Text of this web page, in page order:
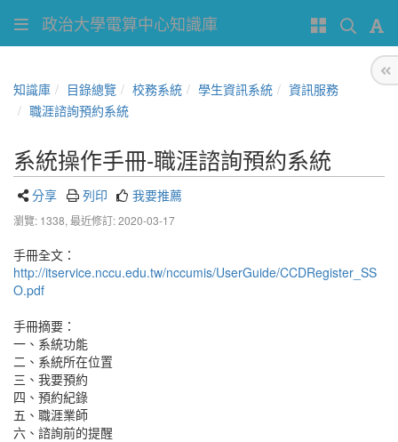
政治大學電算中心知識庫
知識庫 目錄總覽 校務系統 學生資訊系統
資訊服務
職涯諮詢預約系統
系統操作手冊-職涯諮詢預約系統
分享 列印 我要推薦
瀏覽: 1338, 最近修訂: 2020-03-17
手冊全文：
http://itservice.nccu.edu.tw/nccumis/UserGuide/CCDRegister_SS
O.pdf
手冊摘要：
一、系統功能
二、系統所在位置
三、我要預約
四、預約紀錄
五、職涯業師
六、諮詢前的提醒